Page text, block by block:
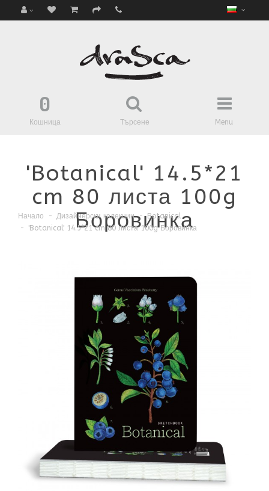
Menu
Търсене
0
Кошница
'Botanical' 14.5*21
cm 80 листа 100g
Боровинка
Начало Дизайнерски колекции
Botanical
'Botanical' 14.5*21 cm 80 листа 100g Боровинка